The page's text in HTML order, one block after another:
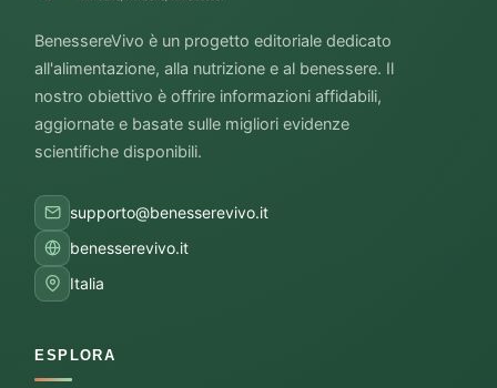
BenessereVivo è un progetto editoriale dedicato
all'alimentazione, alla nutrizione e al benessere. Il
nostro obiettivo è offrire informazioni affidabili,
aggiornate e basate sulle migliori evidenze
scientifiche disponibili.
supporto@benesserevivo.it
benesserevivo.it
Italia
ESPLORA